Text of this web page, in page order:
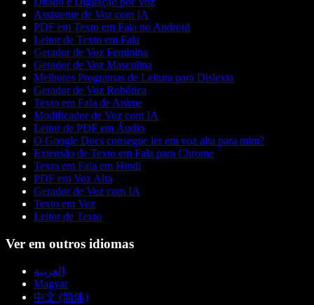
Assistente de Voz com IA
PDF em Texto em Fala no Android
Leitor de Texto em Fala
Gerador de Voz Feminina
Gerador de Voz Masculina
Melhores Programas de Leitura para Dislexia
Gerador de Voz Robótica
Texto em Fala de Anime
Modificador de Voz com IA
Leitor de PDF em Áudio
O Google Docs consegue ler em voz alta para mim?
Extensão de Texto em Fala para Chrome
Texto em Fala em Hindi
PDF em Voz Alta
Gerador de Voz com IA
Texto em Voz
Leitor de Texto
Ver em outros idiomas
العربية
Magyar
中文 (简体)